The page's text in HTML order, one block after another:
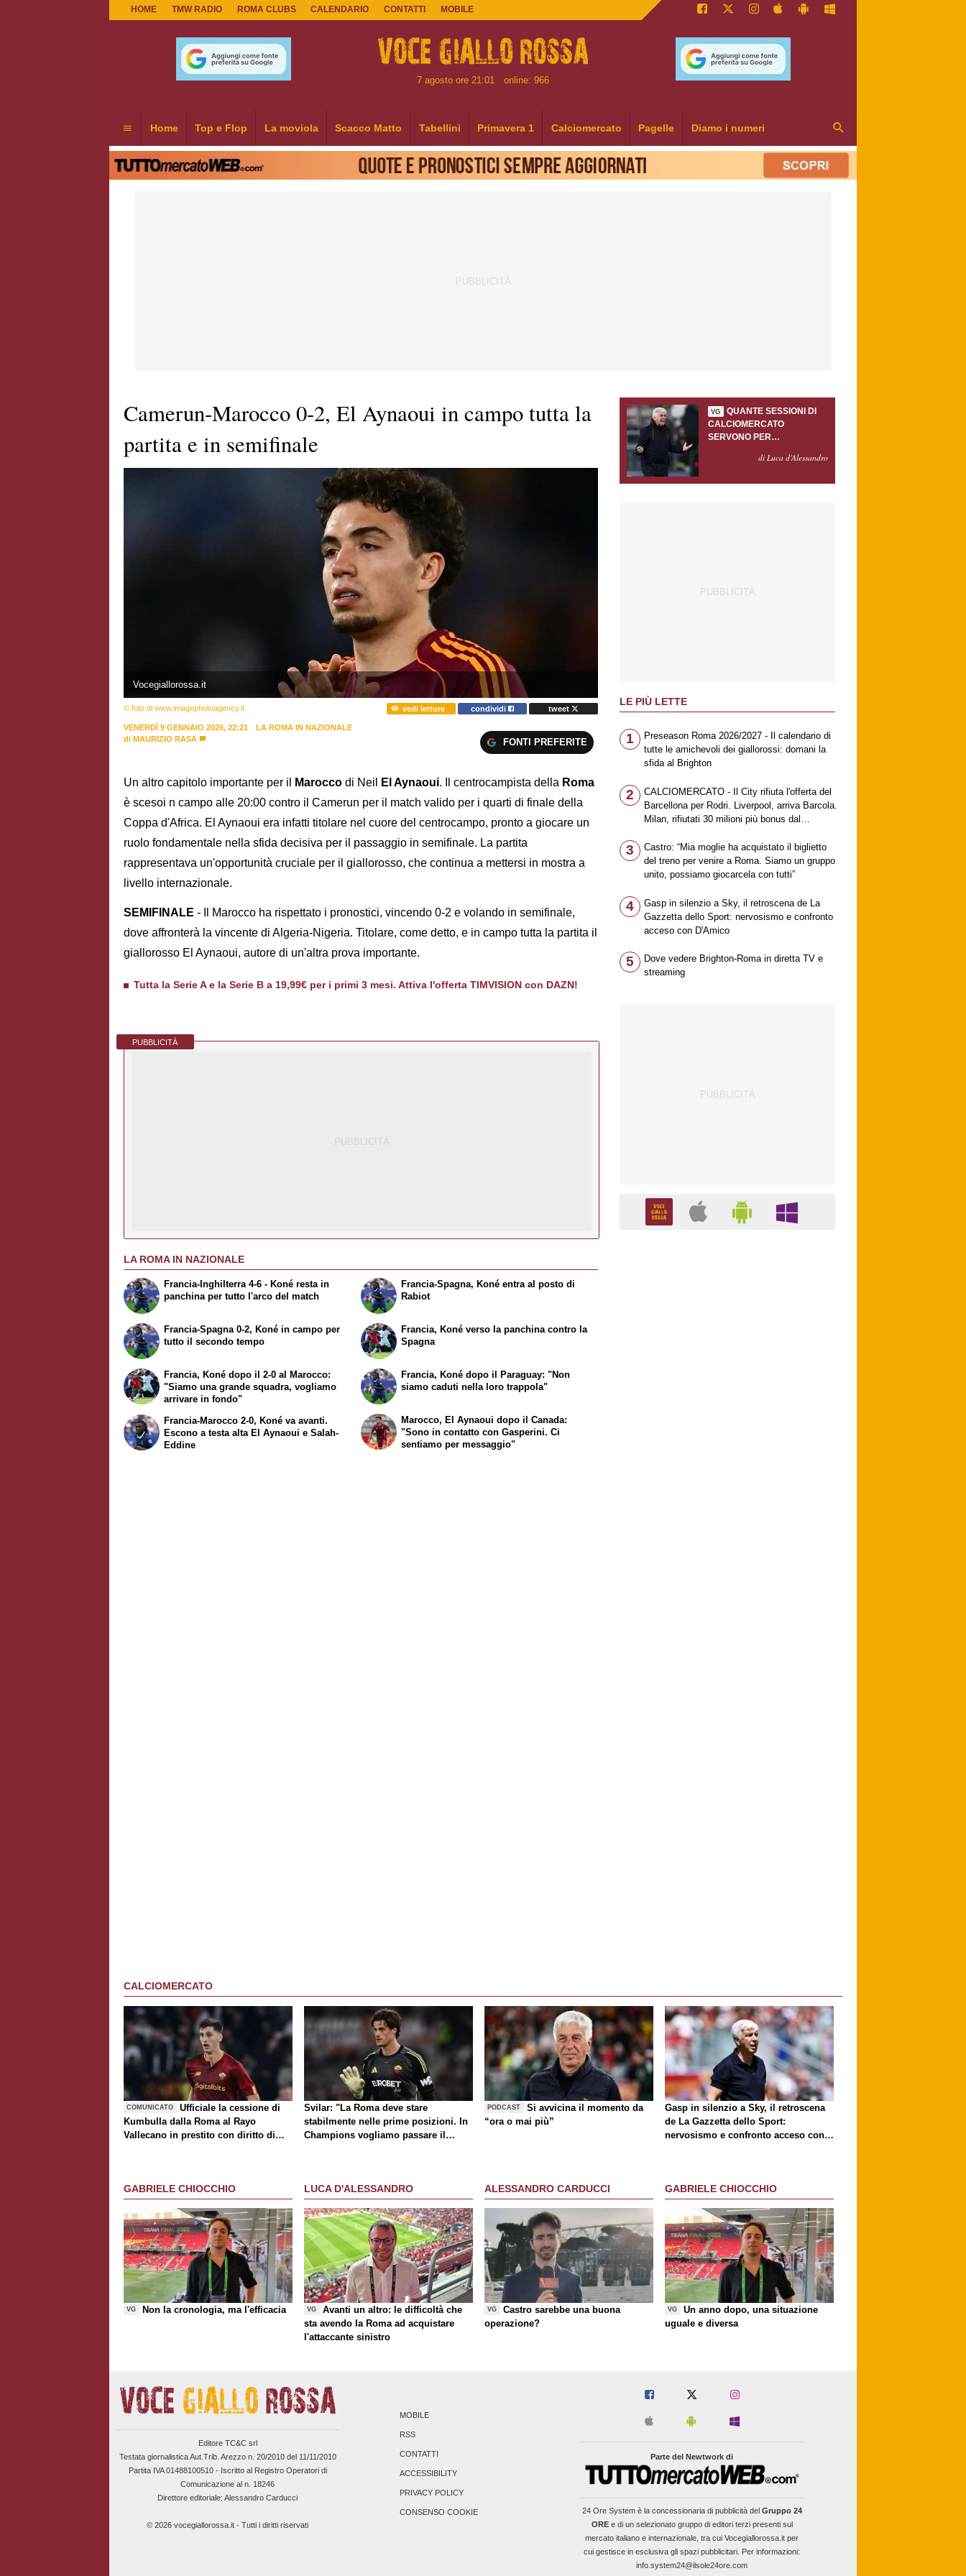
HOME TMW RADIO ROMA CLUBS CALENDARIO CONTATTI MOBILE
7 agosto ore 21:01 online: 966
Home Top e Flop La moviola Scacco Matto Tabellini Primavera 1 Calciomercato Pagelle Diamo i numeri
Camerun-Marocco 0-2, El Aynaoui in campo tutta la
partita e in semifinale
Vocegiallorossa.it
© foto di www.imagephotoagency.it vedi letture condividi tweet
VENERDÌ 9 GENNAIO 2026, 22:21
LA ROMA IN NAZIONALE
di MAURIZIO RASA FONTI PREFERITE
Un altro capitolo importante per il Marocco di Neil El Aynaoui. Il centrocampista della Roma
è scesoi n campo alle 20:00 contro il Camerun per il match valido per i quarti di finale della
Coppa d'Africa. El Aynaoui era infatti titolare nel cuore del centrocampo, pronto a giocare un
ruolo fondamentale nella sfida decisiva per il passaggio in semifinale. La partita
rappresentava un'opportunità cruciale per il giallorosso, che continua a mettersi in mostra a
livello internazionale.
SEMIFINALE - Il Marocco ha rispettato i pronostici, vincendo 0-2 e volando in semifinale,
dove affronterà la vincente di Algeria-Nigeria. Titolare, come detto, e in campo tutta la partita il
giallorosso El Aynaoui, autore di un'altra prova importante.
Tutta la Serie A e la Serie B a 19,99€ per i primi 3 mesi. Attiva l'offerta TIMVISION con DAZN!
PUBBLICITÀ
LA ROMA IN NAZIONALE
Francia-Inghilterra 4-6 - Koné resta in
panchina per tutto l'arco del match
Francia-Spagna 0-2, Koné in campo per
tutto il secondo tempo
Francia-Spagna, Koné entra al posto di
Rabiot
Francia, Koné verso la panchina contro la
Spagna
Francia, Koné dopo il 2-0 al Marocco:
"Siamo una grande squadra, vogliamo
arrivare in fondo"
Francia-Marocco 2-0, Koné va avanti.
Escono a testa alta El Aynaoui e Salah-
Eddine
Francia, Koné dopo il Paraguay: "Non
siamo caduti nella loro trappola"
Marocco, El Aynaoui dopo il Canada:
"Sono in contatto con Gasperini. Ci
sentiamo per messaggio"
VG
QUANTE SESSIONI DI
CALCIOMERCATO
SERVONO PER
GASPERINI?di Luca d'Alessandro
LE PIÙ LETTE
1
Preseason Roma 2026/2027 - Il calendario di
tutte le amichevoli dei giallorossi: domani la
sfida al Brighton
2
CALCIOMERCATO - Il City rifiuta l'offerta del
Barcellona per Rodri. Liverpool, arriva Barcola.
Milan, rifiutati 30 milioni più bonus dal
Gabriel Jesus. Fiorentina, ufficiale
Mastantuono
3
Castro: “Mia moglie ha acquistato il biglietto
del treno per venire a Roma. Siamo un gruppo
unito, possiamo giocarcela con tutti”
4
Gasp in silenzio a Sky, il retroscena de La
Gazzetta dello Sport: nervosismo e confronto
acceso con D'Amico
5
Dove vedere Brighton-Roma in diretta TV e
streaming
CALCIOMERCATO
COMUNICATO
Ufficiale la cessione di
Kumbulla dalla Roma al Rayo
Vallecano in prestito con diritto di
Svilar: "La Roma deve stare
stabilmente nelle prime posizioni. In
Champions vogliamo passare il
PODCAST
Si avvicina il momento da
“ora o mai più”
Gasp in silenzio a Sky, il retroscena
de La Gazzetta dello Sport:
nervosismo e confronto acceso con
GABRIELE CHIOCCHIO
VG Non la cronologia, ma l'efficacia
LUCA D'ALESSANDRO
VG
Avanti un altro: le difficoltà che
sta avendo la Roma ad acquistare
l'attaccante sinistro
ALESSANDRO CARDUCCI
VG
Castro sarebbe una buona
operazione?
GABRIELE CHIOCCHIO
VG
Un anno dopo, una situazione
uguale e diversa
Editore TC&C srl
Testata giornalistica Aut.Trib. Arezzo n. 20/2010 del 11/11/2010
Partita IVA 01488100510 - Iscritto al Registro Operatori di
Comunicazione al n. 18246
Direttore editoriale: Alessandro Carducci
© 2026 vocegiallorossa.it - Tutti i diritti riservati
MOBILE
RSS
CONTATTI
ACCESSIBILITY
PRIVACY POLICY
CONSENSO COOKIE
Parte del Newtwork di
24 Ore Systemè la concessionaria di pubblicità del Gruppo 24
OREe di un selezionato gruppo di editori terzi presenti sul
mercato italiano e internazionale, tra cui Vocegiallorossa.it per
cui gestisce in esclusiva gli spazi pubblicitari. Per informazioni:
info.system24@ilsole24ore.com